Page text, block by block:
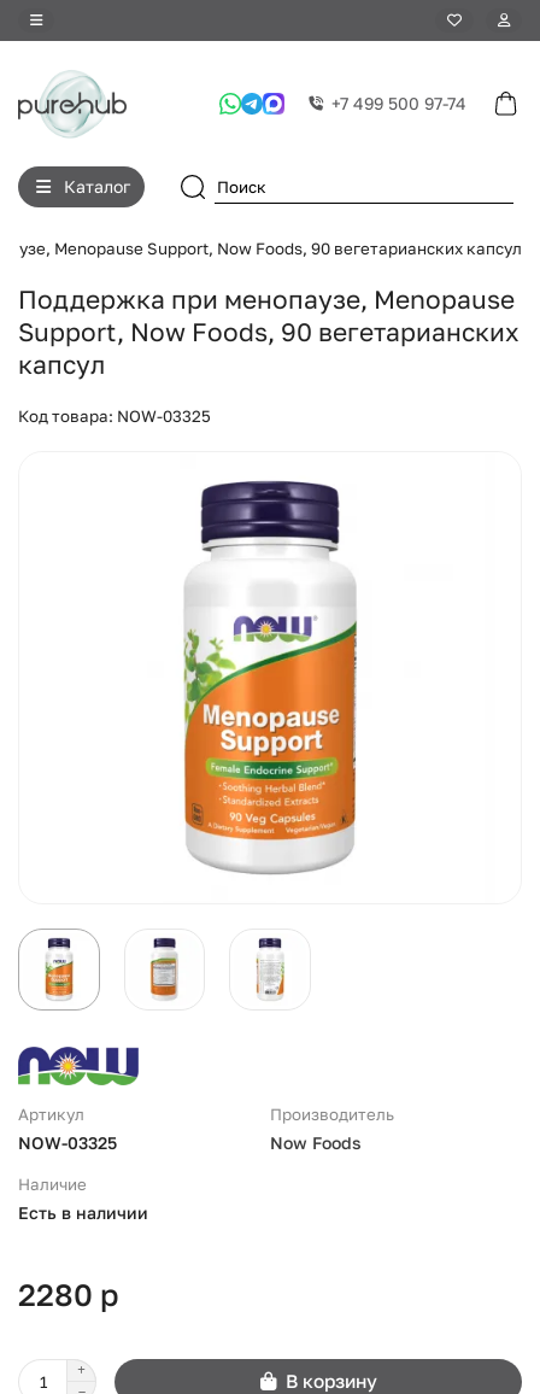
+7 499 500 97-74
Каталог
Menopause Support, Now Foods, 90 вегетарианских капсул
Поддержка при менопаузе, Menopause
Support, Now Foods, 90 вегетарианских
капсул
Код товара: NOW-03325
Артикул
NOW-03325
Производитель
Now Foods
Наличие
Есть в наличии
2280 р
В корзину